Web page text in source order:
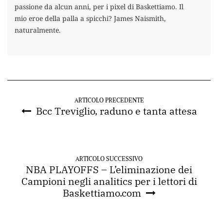
passione da alcun anni, per i pixel di Baskettiamo. Il
mio eroe della palla a spicchi? James Naismith,
naturalmente.
ARTICOLO PRECEDENTE
Bcc Treviglio, raduno e tanta attesa
ARTICOLO SUCCESSIVO
NBA PLAYOFFS – L’eliminazione dei
Campioni negli analitics per i lettori di
Baskettiamo.com